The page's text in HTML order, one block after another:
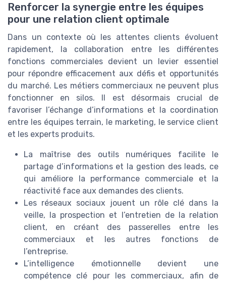
Renforcer la synergie entre les équipes
pour une relation client optimale
Dans un contexte où les attentes clients évoluent
rapidement, la collaboration entre les différentes
fonctions commerciales devient un levier essentiel
pour répondre efficacement aux défis et opportunités
du marché. Les métiers commerciaux ne peuvent plus
fonctionner en silos. Il est désormais crucial de
favoriser l’échange d’informations et la coordination
entre les équipes terrain, le marketing, le service client
et les experts produits.
La maîtrise des outils numériques facilite le
partage d’informations et la gestion des leads, ce
qui améliore la performance commerciale et la
réactivité face aux demandes des clients.
Les réseaux sociaux jouent un rôle clé dans la
veille, la prospection et l’entretien de la relation
client, en créant des passerelles entre les
commerciaux et les autres fonctions de
l’entreprise.
L’intelligence émotionnelle devient une
compétence clé pour les commerciaux, afin de